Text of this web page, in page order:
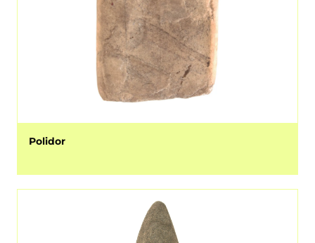
Polidor